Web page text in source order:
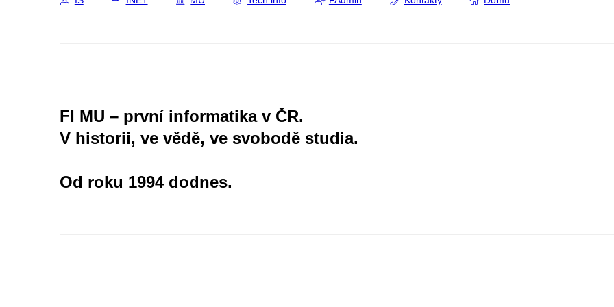
FI MU – první informatika v ČR.
V historii, ve vědě, ve svobodě studia.
Od roku 1994 dodnes.